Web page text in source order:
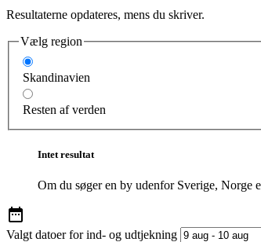
Resultaterne opdateres, mens du skriver.
Vælg region
Skandinavien
Resten af verden
Intet resultat
Om du søger en by udenfor Sverige,
Valgt datoer for ind- og udtjekning